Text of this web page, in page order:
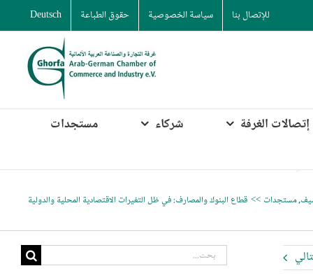
للإتصال بنا سياسة الخصوصية حقوق الطباعة Deutsch
الغرفة شركاء مستجدات
مستجدات قطاع البنوك والمصارف: في ظل التغيرات الاقتصادية المحلية والدولية
البحث